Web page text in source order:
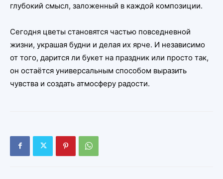
глубокий смысл, заложенный в каждой композиции.
Сегодня цветы становятся частью повседневной
жизни, украшая будни и делая их ярче. И независимо
от того, дарится ли букет на праздник или просто так,
он остаётся универсальным способом выразить
чувства и создать атмосферу радости.